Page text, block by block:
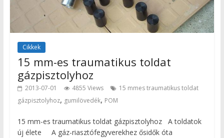
Cikkek
15 mm-es traumatikus toldat
gázpisztolyhoz
2013-07-01 4855 Views
15 mmes traumatikus toldat
gázpisztolyhoz, gumilövedék, POM
15 mm-es traumatikus toldat gázpisztolyhoz A toldatok
új élete A gáz-riasztófegyverekhez ősidők óta